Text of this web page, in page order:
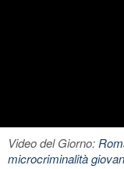
Video del Giorno:
microcriminalità